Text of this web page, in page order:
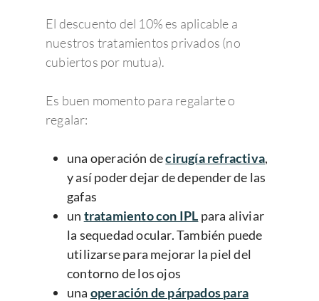
El descuento del 10% es aplicable a
nuestros tratamientos privados (no
cubiertos por mutua).
Es buen momento para regalarte o
regalar:
una operación decirugía refractiva,
y así poder dejar de depender de las
gafas
un tratamiento con IPL para aliviar
la sequedad ocular. También puede
utilizarse para mejorar la piel del
contorno de los ojos
una operación de párpados para